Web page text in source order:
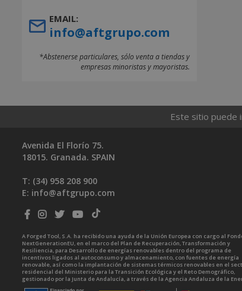
EMAIL:
info@aftgrupo.com
*Abstenerse particulares, sólo venta a tiendas y
empresas minoristas y mayoristas.
Este sitio puede
Avenida El Florío 75.
18015. Granada. SPAIN
T: (34) 958 208 900
E: info@aftgrupo.com
A Forged Tool, S.A. ha recibido una ayuda de la Unión Europea con cargo al
NextGenerationEU, en el marco del Plan de Recuperación, Transformación y
Resiliencia, para Desarrollo de energías renovables dentro del programa de
incentivos ligados al autoconsumo y almacenamiento, con fuentes de energía
renovable, así como la implantación de sistemas térmicos renovables en el
residencial del Ministerio para la Transición Ecológica y el Reto Demográfico,
gestionado por la Junta de Andalucía, a través de la Agencia Andaluza de la